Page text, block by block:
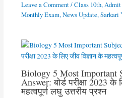
Leave a Comment /Class 10th,Admit
Monthly Exam,News Update,Sarkari
Biology 5 Most Important
Answer: बोर्ड परीक्षा 2023 के
महत्वपूर्ण लघु उत्तरीय प्रश्न